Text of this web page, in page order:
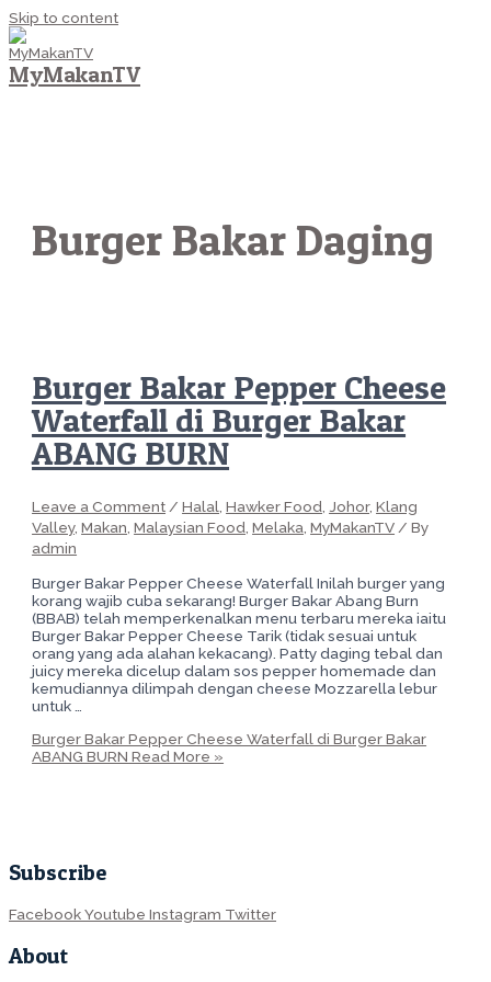
Skip to content
MyMakanTV
Burger Bakar Daging
Burger Bakar Pepper Cheese
Waterfall di Burger Bakar
ABANG BURN
Leave a Comment/Halal,Hawker Food,Johor,Klang
Valley,Makan,Malaysian Food,Melaka,MyMakanTV/ By
admin
Burger Bakar Pepper Cheese Waterfall Inilah burger yang
korang wajib cuba sekarang! Burger Bakar Abang Burn
(BBAB) telah memperkenalkan menu terbaru mereka iaitu
Burger Bakar Pepper Cheese Tarik (tidak sesuai untuk
orang yang ada alahan kekacang). Patty daging tebal dan
juicy mereka dicelup dalam sos pepper homemade dan
kemudiannya dilimpah dengan cheese Mozzarella lebur
untuk …
Burger Bakar Pepper Cheese Waterfall di Burger Bakar
ABANG BURN Read More »
Subscribe
FacebookYoutube Instagram Twitter
About